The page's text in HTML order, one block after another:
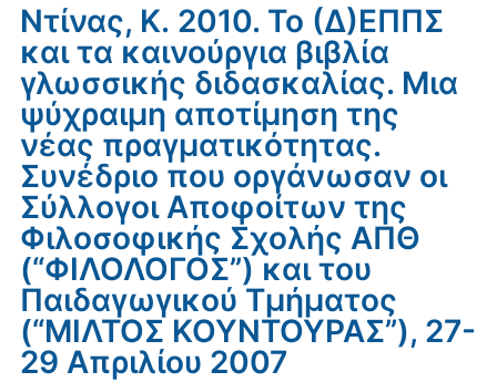
Ντίνας, Κ. 2010. Το (Δ)ΕΠΠΣ
και τα καινούργια βιβλία
γλωσσικής διδασκαλίας. Μια
ψύχραιμη αποτίμηση της
νέας πραγματικότητας.
Συνέδριο που οργάνωσαν οι
Σύλλογοι Αποφοίτων της
Φιλοσοφικής Σχολής ΑΠΘ
(“ΦΙΛΟΛΟΓΟΣ”) και του
Παιδαγωγικού Τμήματος
(“ΜΙΛΤΟΣ ΚΟΥΝΤΟΥΡΑΣ”), 27-
29 Απριλίου 2007